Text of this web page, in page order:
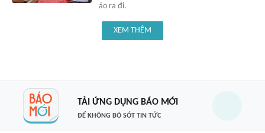
áo ra đi.
XEM THÊM
TẢI ỨNG DỤNG BÁO MỚI
ĐỂ KHÔNG BỎ SÓT TIN TỨC